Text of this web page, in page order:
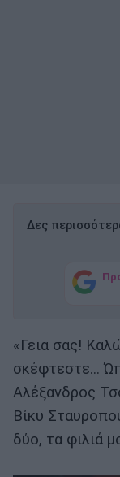
Δες
«Γεια σας!
σκέφτεστε…
Αλέξανδρος
Βίκυ
δύο, τα φιλιά